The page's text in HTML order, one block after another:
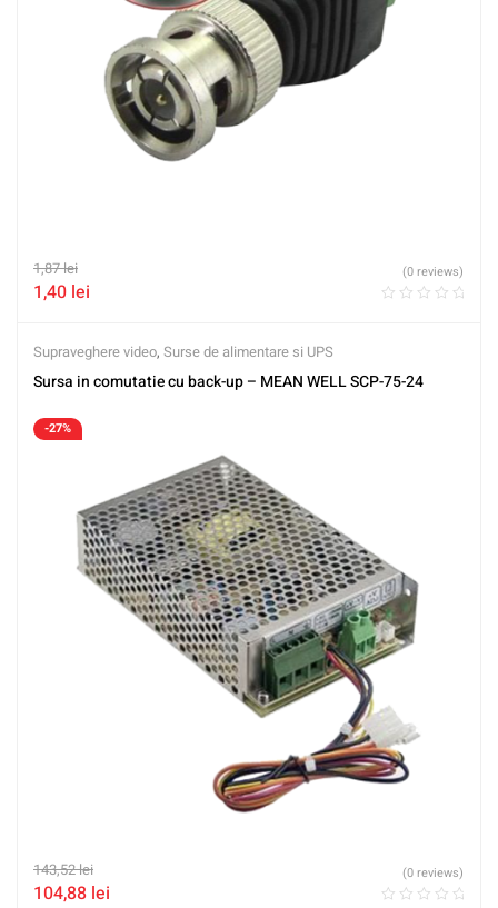
1,87lei
1,40 lei
(0 reviews)
Supraveghere video, Surse de alimentare si UPS
Sursa in comutatie cu back-up – MEAN WELL SCP-75-24
-27%
143,52lei
104,88 lei
(0 reviews)